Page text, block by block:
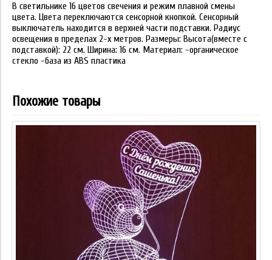
В светильнике 16 цветов свечения и режим плавной смены
цвета. Цвета переключаются сенсорной кнопкой. Сенсорный
выключатель находится в верхней части подставки. Радиус
освещения в пределах 2-х метров. Размеры: Высота(вместе с
подставкой): 22 см. Ширина: 16 см. Материал: -органическое
стекло -база из ABS пластика
Похожие товары